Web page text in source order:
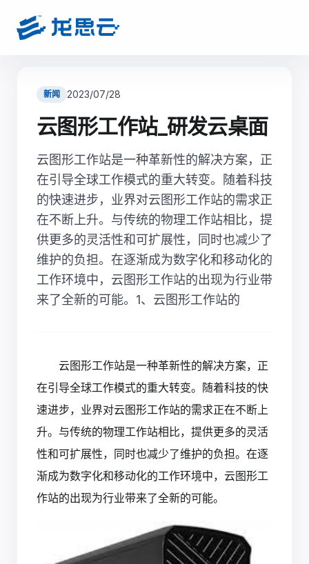
新闻 2023/07/28
云图形工作站_研发云桌面
云图形工作站是一种革新性的解决方案，正
在引导全球工作模式的重大转变。随着科技
的快速进步，业界对云图形工作站的需求正
在不断上升。与传统的物理工作站相比，提
供更多的灵活性和可扩展性，同时也减少了
维护的负担。在逐渐成为数字化和移动化的
工作环境中，云图形工作站的出现为行业带
来了全新的可能。1、云图形工作站的
云图形工作站是一种革新性的解决方案，正
在引导全球工作模式的重大转变。随着科技的快
速进步，业界对云图形工作站的需求正在不断上
升。与传统的物理工作站相比，提供更多的灵活
性和可扩展性，同时也减少了维护的负担。在逐
渐成为数字化和移动化的工作环境中，云图形工
作站的出现为行业带来了全新的可能。